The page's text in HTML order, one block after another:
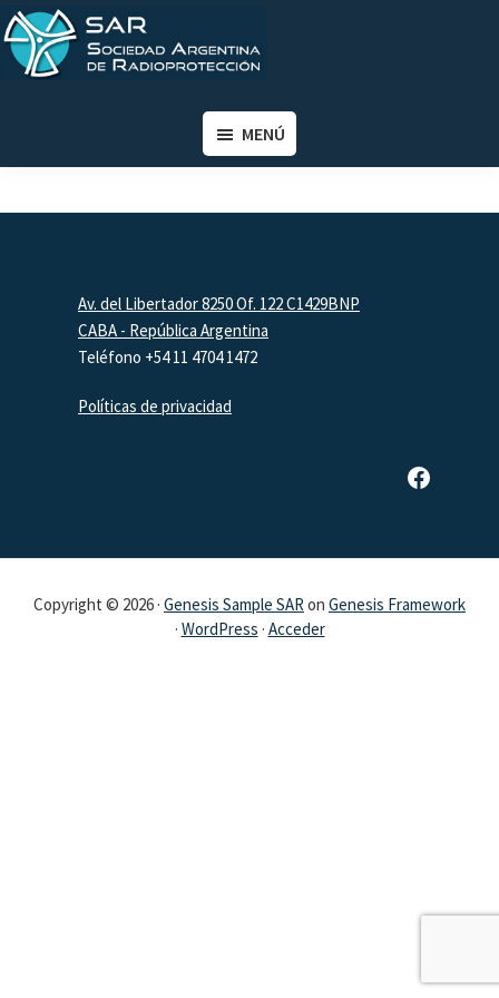
Saltar
al
contenido
Saltar
al
de
MENÚ
FooterAv. del Libertador 8250 Of. 122 C1429BNP
CABA - República Argentina
Teléfono +54 11 4704 1472
Políticas de privacidad
Página de Facebook de SAR
Copyright © 2026 · Genesis Sample SARon Genesis Framework
· WordPress · Acceder